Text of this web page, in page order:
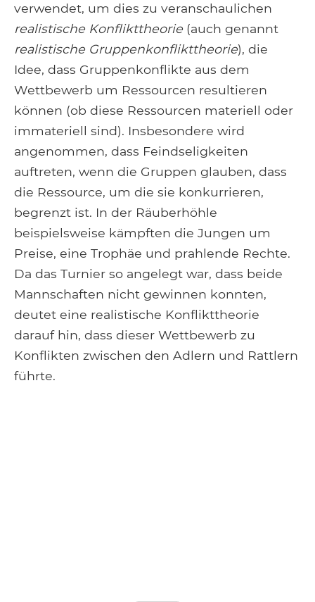
verwendet, um dies zu veranschaulichen
realistische Konflikttheorie (auch genannt
realistische Gruppenkonflikttheorie), die
Idee, dass Gruppenkonflikte aus dem
Wettbewerb um Ressourcen resultieren
können (ob diese Ressourcen materiell oder
immateriell sind). Insbesondere wird
angenommen, dass Feindseligkeiten
auftreten, wenn die Gruppen glauben, dass
die Ressource, um die sie konkurrieren,
begrenzt ist. In der Räuberhöhle
beispielsweise kämpften die Jungen um
Preise, eine Trophäe und prahlende Rechte.
Da das Turnier so angelegt war, dass beide
Mannschaften nicht gewinnen konnten,
deutet eine realistische Konflikttheorie
darauf hin, dass dieser Wettbewerb zu
Konflikten zwischen den Adlern und Rattlern
führte.